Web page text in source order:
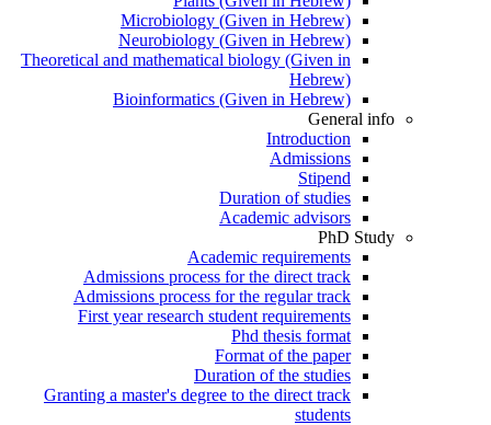
Microbiology (Given in Hebrew)
Neurobiology (Given in Hebrew)
Theoretical and mathematical biology (Given in
Hebrew)
Bioinformatics (Given in Hebrew)
General info
Introduction
Admissions
Stipend
Duration of studies
Academic advisors
PhD Study
Academic requirements
Admissions process for the direct track
Admissions process for the regular track
First year research student requirements
Phd thesis format
Format of the paper
Duration of the studies
Granting a master's degree to the direct track
students